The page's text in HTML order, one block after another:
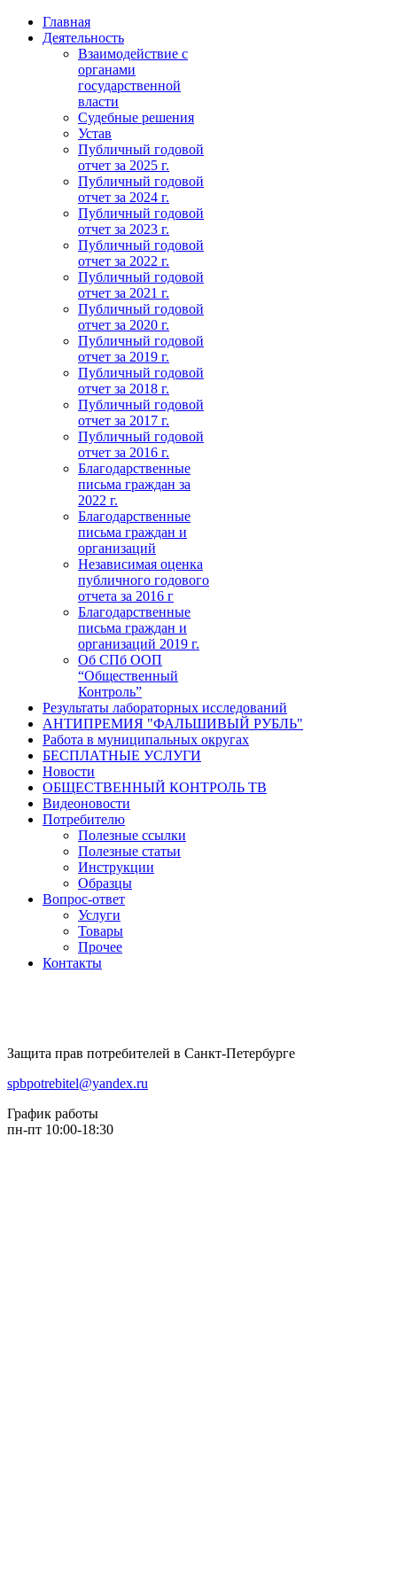
Главная
Деятельность
Взаимодействие с
органами
государственной
власти
Судебные решения
Устав
Публичный годовой
отчет за 2025 г.
Публичный годовой
отчет за 2024 г.
Публичный годовой
отчет за 2023 г.
Публичный годовой
отчет за 2022 г.
Публичный годовой
отчет за 2021 г.
Публичный годовой
отчет за 2020 г.
Публичный годовой
отчет за 2019 г.
Публичный годовой
отчет за 2018 г.
Публичный годовой
отчет за 2017 г.
Публичный годовой
отчет за 2016 г.
Благодарственные
письма граждан за
2022 г.
Благодарственные
письма граждан и
организаций
Независимая оценка
публичного годового
отчета за 2016 г
Благодарственные
письма граждан и
организаций 2019 г.
Об СПб ООП
“Общественный
Контроль”
Результаты лабораторных исследований
АНТИПРЕМИЯ "ФАЛЬШИВЫЙ РУБЛЬ"
Работа в муниципальных округах
БЕСПЛАТНЫЕ УСЛУГИ
Новости
ОБЩЕСТВЕННЫЙ КОНТРОЛЬ ТВ
Видеоновости
Потребителю
Полезные ссылки
Полезные статьи
Инструкции
Образцы
Вопрос-ответ
Услуги
Товары
Прочее
Контакты
Защита прав потребителей в Санкт-Петербурге
spbpotrebitel@yandex.ru
График работы
пн-пт 10:00-18:30